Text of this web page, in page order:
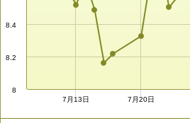
8
8.2
8.4
7月13日 7月20日